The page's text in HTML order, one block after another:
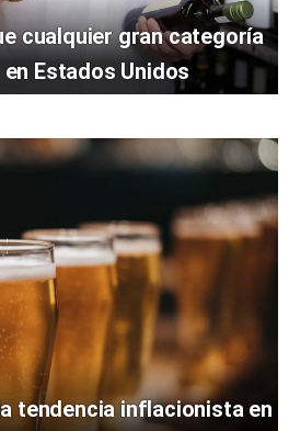
cualquier gran categoría
Estados Unidos
tendencia inflacionista en